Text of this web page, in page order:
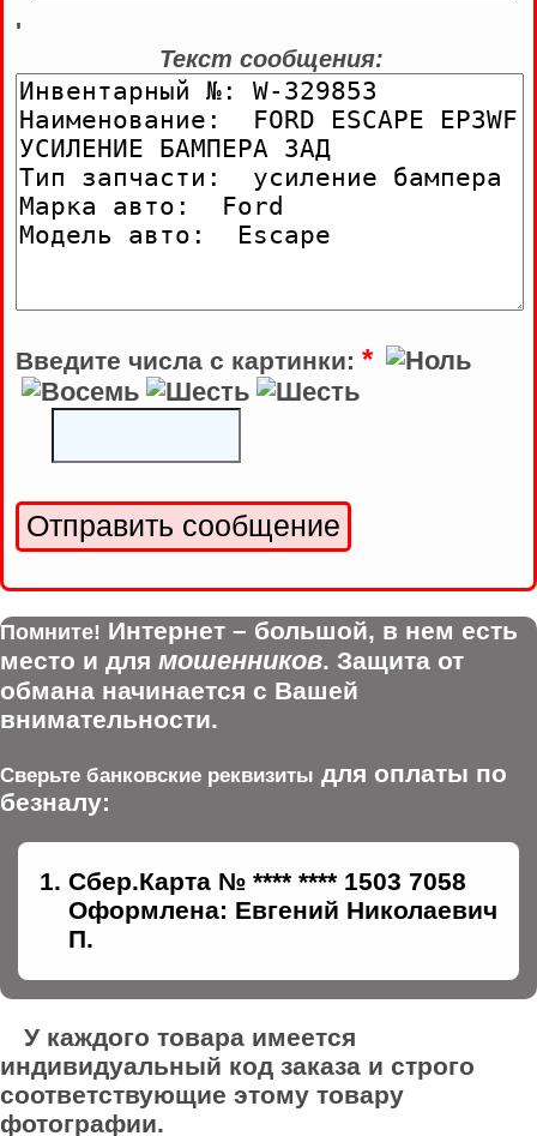
'
Текст сообщения:
Введите числа с картинки: *
Помните! Интернет – большой, в нем есть
место и для мошенников. Защита от
обмана начинается с Вашей
внимательности.
Сверьте банковские реквизиты для оплаты по
безналу:
Сбер.Карта № **** **** 1503 7058
Оформлена: Евгений Николаевич
П.
У каждого товара имеется
индивидуальный код заказа и строго
соответствующие этому товару
фотографии.